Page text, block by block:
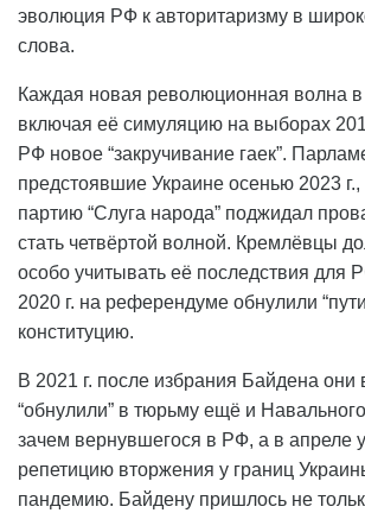
эволюция РФ к авторитаризму в
слова.
Каждая новая революционная волна в
включая её симуляцию на выборах
РФ новое “закручивание гаек”.
предстоявшие Украине осенью 2023
партию “Слуга народа” поджидал
стать четвёртой волной. Кремлёвцы
особо учитывать её последствия для
2020 г. на референдуме обнулили
конституцию.
В 2021 г. после избрания Байдена они
“обнулили” в тюрьму ещё и
зачем вернувшегося в РФ, а в апреле
репетицию вторжения у границ
пандемию. Байдену пришлось не